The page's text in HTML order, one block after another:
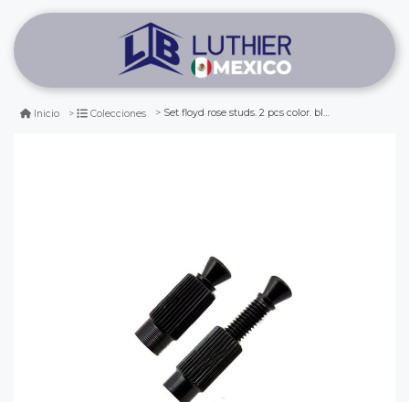
Inicio Colecciones Set floyd rose studs. 2 pcs color. black ref: 61 fr. studs. black ref: 61